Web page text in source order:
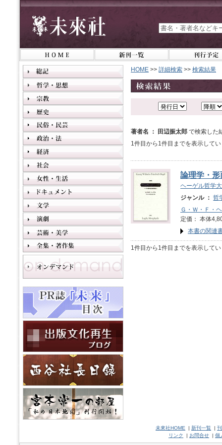
HOME >> 詳細検索 >> 検索結果
著者名 ： 田辺振太郎 で検索した
1件目から1件目までを表示して
論理学・
ヘーゲル哲学
ジャンル ： 哲
Ｇ・Ｗ・Ｆ・
定価： 本体
本書の関連
1件目から1件目までを表示して
未來社HOME | 新刊一覧 |
リンク
| お問合せ | 個